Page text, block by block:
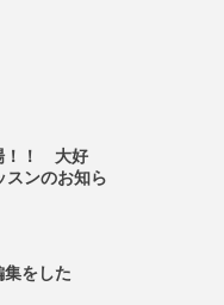
！！ 大好
ンのお知ら
をした